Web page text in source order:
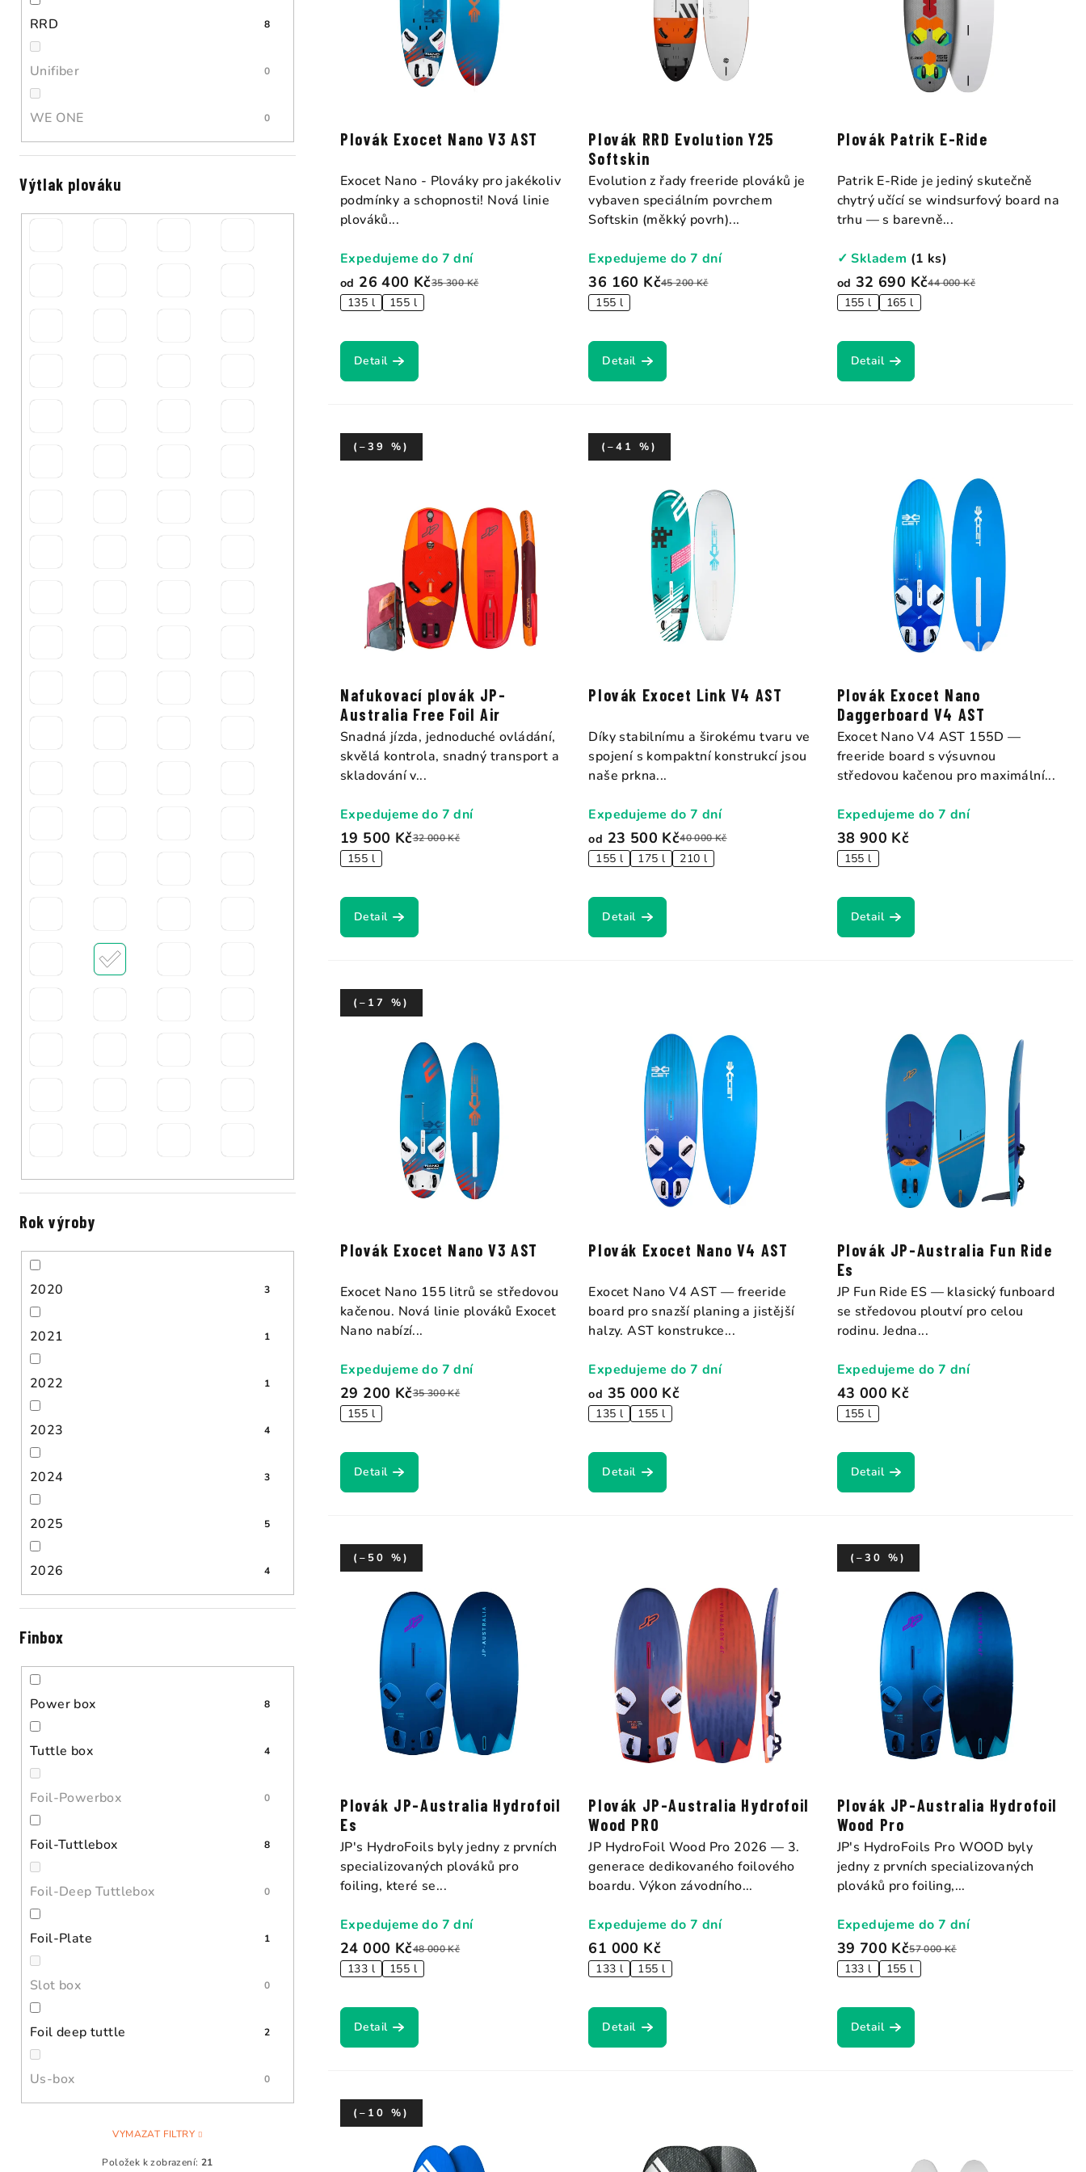
RRD 8
Unifiber 0
WE ONE 0
Výtlak plováku
Rok výroby
2020 3
2021 1
2022 1
2023 4
2024 3
2025 5
2026 4
Finbox
Power box 8
Tuttle box 4
Foil-Powerbox 0
Foil-Tuttlebox 8
Foil-Deep Tuttlebox 0
Foil-Plate 1
Slot box 0
Foil deep tuttle 2
Us-box 0
VYMAZAT FILTRY
Položek k zobrazení: 21
r
o
d
k
ů
Plovák Exocet Nano V3 AST
od 26 400 Kč35 300 Kč
135 l 155 l
Expedujeme do 7 dní
Detail
Exocet Nano - Plováky pro jakékoliv
podmínky a schopnosti! Nová linie
plováků...
Plovák RRD Evolution Y25
Softskin
36 160 Kč45 200 Kč
155 l
Expedujeme do 7 dní
Detail
Evolution z řady freeride plováků je
vybaven speciálním povrchem
Softskin (měkký povrh)...
Plovák Patrik E-Ride
od 32 690 Kč44 000 Kč
155 l 165 l
✓ Skladem (1 ks)
Detail
Patrik E-Ride je jediný skutečně
chytrý učící se windsurfový board na
trhu — s barevně...
Nafukovací plovák JP-
Australia Free Foil Air
19 500 Kč32 000 Kč
(–39 %)
155 l
Expedujeme do 7 dní
Detail
Snadná jízda, jednoduché ovládání,
skvělá kontrola, snadný transport a
skladování v...
Plovák Exocet Link V4 AST
od 23 500 Kč40 000 Kč
(–41 %)
155 l 175 l 210 l
Expedujeme do 7 dní
Detail
Díky stabilnímu a širokému tvaru ve
spojení s kompaktní konstrukcí jsou
naše prkna...
Plovák Exocet Nano
Daggerboard V4 AST
38 900 Kč
155 l
Expedujeme do 7 dní
Detail
Exocet Nano V4 AST 155D —
freeride board s výsuvnou
středovou kačenou pro maximální...
Plovák Exocet Nano V3 AST
29 200 Kč35 300 Kč
(–17 %)
155 l
Expedujeme do 7 dní
Detail
Exocet Nano 155 litrů se středovou
kačenou. Nová linie plováků Exocet
Nano nabízí...
Plovák Exocet Nano V4 AST
od 35 000 Kč
135 l 155 l
Expedujeme do 7 dní
Detail
Exocet Nano V4 AST — freeride
board pro snazší planing a jistější
halzy. AST konstrukce...
Plovák JP-Australia Fun Ride
Es
43 000 Kč
155 l
Expedujeme do 7 dní
Detail
JP Fun Ride ES — klasický funboard
se středovou ploutví pro celou
rodinu. Jedna...
Plovák JP-Australia Hydrofoil
Es
24 000 Kč48 000 Kč
(–50 %)
133 l 155 l
Expedujeme do 7 dní
Detail
JP's HydroFoils byly jedny z prvních
specializovaných plováků pro
foiling, které se...
Plovák JP-Australia Hydrofoil
Wood PRO
61 000 Kč
133 l 155 l
Expedujeme do 7 dní
Detail
JP HydroFoil Wood Pro 2026 — 3.
generace dedikovaného foilového
boardu. Výkon závodního...
Plovák JP-Australia Hydrofoil
Wood Pro
39 700 Kč57 000 Kč
(–30 %)
133 l 155 l
Expedujeme do 7 dní
Detail
JP's HydroFoils Pro WOOD byly
jedny z prvních specializovaných
plováků pro foiling,...
(–10 %)